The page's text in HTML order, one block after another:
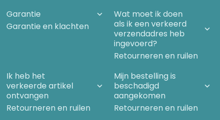
Garantie
Garantie en klachten
Wat moet ik doen
als ik een verkeerd
verzendadres heb
ingevoerd?
Retourneren en ruilen
Ik heb het
verkeerde artikel
ontvangen
Retourneren en ruilen
Mijn bestelling is
beschadigd
aangekomen
Retourneren en ruilen